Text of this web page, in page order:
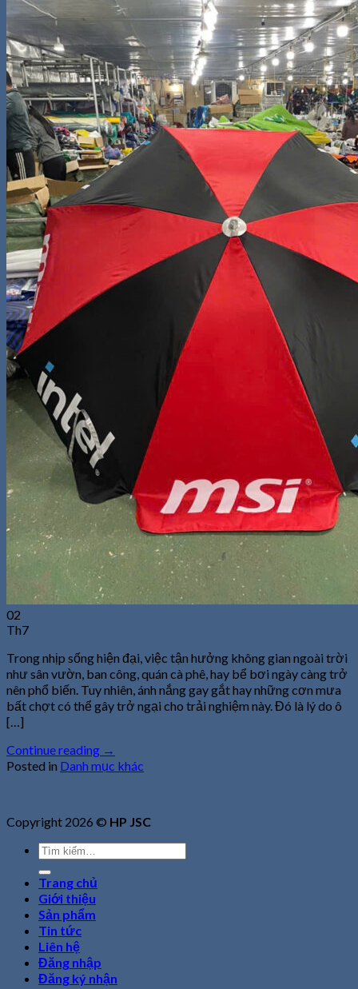
02
Th7
Trong nhịp sống hiện đại, việc tận hưởng không gian ngoài trời
như sân vườn, ban công, quán cà phê, hay bể bơi ngày càng trở
nên phổ biến. Tuy nhiên, ánh nắng gay gắt hay những cơn mưa
bất chợt có thể gây trở ngại cho trải nghiệm này. Đó là lý do ô
[…]
Continue reading →
Posted in Danh mục khác
Copyright 2026 © HP JSC
Tìm
kiếm:
Trang chủ
Giới thiệu
Sản phẩm
Tin tức
Liên hệ
Đăng nhập
Đăng ký nhận